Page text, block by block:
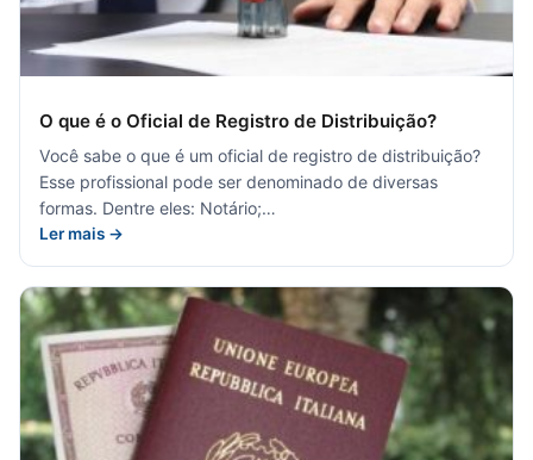
O que é o Oficial de Registro de Distribuição?
Você sabe o que é um oficial de registro de distribuição?
Esse profissional pode ser denominado de diversas
formas. Dentre eles: Notário;…
Ler mais →